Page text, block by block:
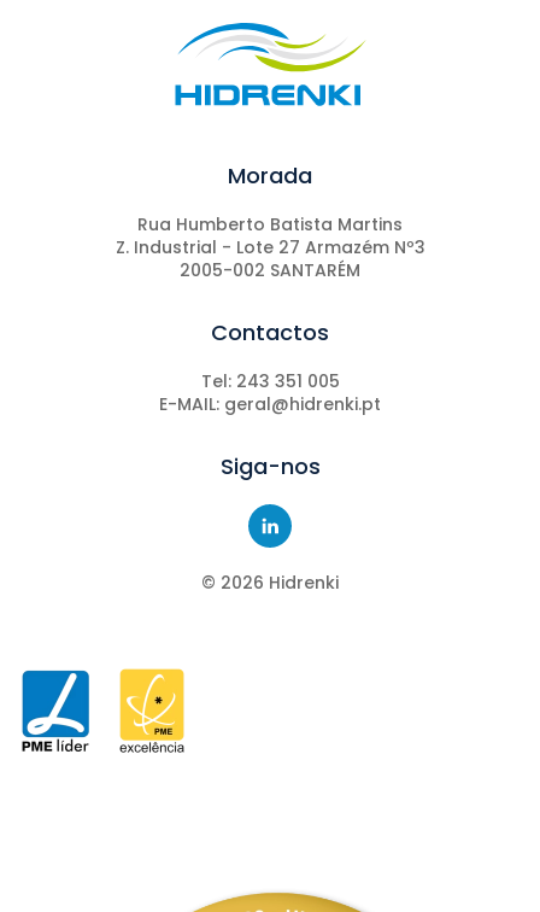
Morada
Rua Humberto Batista Martins
Z. Industrial - Lote 27 Armazém Nº3
2005-002 SANTARÉM
Contactos
Tel: 243 351 005
E-MAIL: geral@hidrenki.pt
Siga-nos
© 2026 Hidrenki